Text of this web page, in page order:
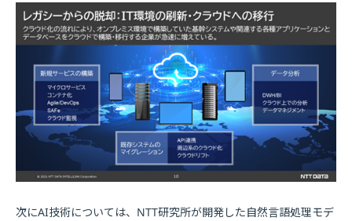
次にAI技術については、NTT研究所が開発した自然言語処理モデ